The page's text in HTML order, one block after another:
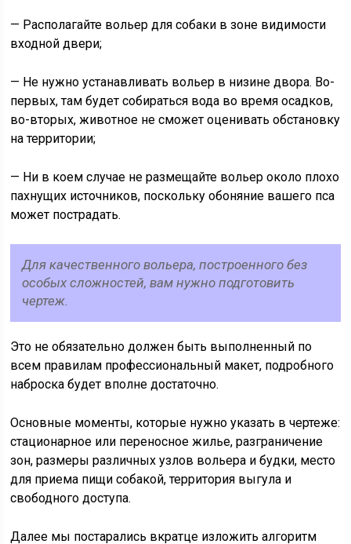
— Располагайте вольер для собаки в зоне видимости
входной двери;
— Не нужно устанавливать вольер в низине двора. Во-
первых, там будет собираться вода во время осадков,
во-вторых, животное не сможет оценивать обстановку
на территории;
— Ни в коем случае не размещайте вольер около плохо
пахнущих источников, поскольку обоняние вашего пса
может пострадать.
Для качественного вольера, построенного без
особых сложностей, вам нужно подготовить
чертеж.
Это не обязательно должен быть выполненный по
всем правилам профессиональный макет, подробного
наброска будет вполне достаточно.
Основные моменты, которые нужно указать в чертеже:
стационарное или переносное жилье, разграничение
зон, размеры различных узлов вольера и будки, место
для приема пищи собакой, территория выгула и
свободного доступа.
Далее мы постарались вкратце изложить алгоритм